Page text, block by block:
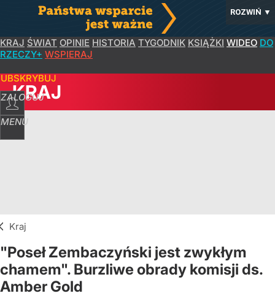
ROZWIŃ ▼
KRAJ ŚWIAT OPINIE HISTORIA TYGODNIK KSIĄŻKI WIDEO DO
RZECZY+ WSPIERAJ
ZALOGUJ
MENU
KRAJ
Kraj
"Poseł Zembaczyński jest zwykłym
chamem". Burzliwe obrady komisji ds.
Amber Gold